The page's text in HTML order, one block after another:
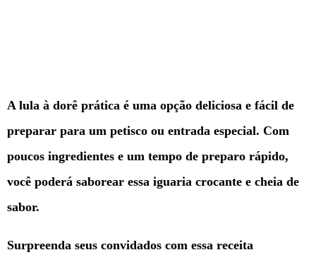
A lula à dorê prática é uma opção deliciosa e fácil de
preparar para um petisco ou entrada especial. Com
poucos ingredientes e um tempo de preparo rápido,
você poderá saborear essa iguaria crocante e cheia de
sabor.
Surpreenda seus convidados com essa receita